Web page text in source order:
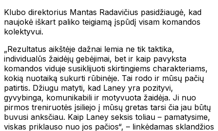
Klubo direktorius Mantas Radavičius pasidžiaugė, kad
naujokė iškart paliko teigiamą įspūdį visam komandos
kolektyvui.
„Rezultatus aikštėje dažnai lemia ne tik taktika,
individualūs žaidėjų gebėjimai, bet ir kaip pavyksta
komandos viduje susiklijuoti skirtingiems charakteriams,
kokią nuotaiką sukurti rūbinėje. Tai rodo ir mūsų pačių
patirtis. Džiugu matyti, kad Laney yra pozityvi,
gyvybinga, komunikabili ir motyvuota žaidėja. Ji nuo
pirmos treniruotės įsiliejo į mūsų gretas tarsi čia jau būtų
buvusi anksčiau. Kaip Laney seksis toliau – pamatysime,
viskas priklauso nuo jos pačios“, – linkėdamas sklandžios